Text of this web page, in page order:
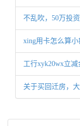
不乱吹，50万投资
xing用卡怎么算小
工行xyk20wx立减
关于买回迁房，